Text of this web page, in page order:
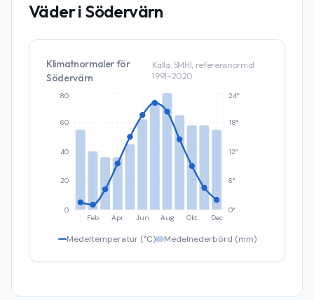
Väder i Södervärn
Klimatnormaler för
Södervärn
Källa: SMHI, referensnormal
1991–2020
Feb Apr Jun Aug Okt Dec
0
20
40
60
80
0°
6°
12°
18°
24°
Medeltemperatur (°C) Medelnederbörd (mm)